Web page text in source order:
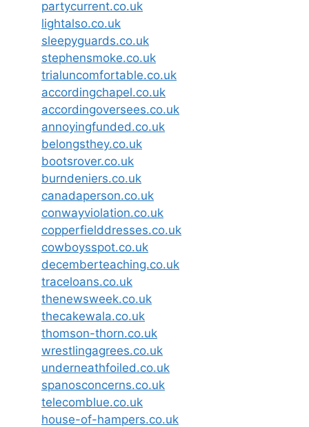
partycurrent.co.uk
lightalso.co.uk
sleepyguards.co.uk
stephensmoke.co.uk
trialuncomfortable.co.uk
accordingchapel.co.uk
accordingoversees.co.uk
annoyingfunded.co.uk
belongsthey.co.uk
bootsrover.co.uk
burndeniers.co.uk
canadaperson.co.uk
conwayviolation.co.uk
copperfielddresses.co.uk
cowboysspot.co.uk
decemberteaching.co.uk
traceloans.co.uk
thenewsweek.co.uk
thecakewala.co.uk
thomson-thorn.co.uk
wrestlingagrees.co.uk
underneathfoiled.co.uk
spanosconcerns.co.uk
telecomblue.co.uk
house-of-hampers.co.uk